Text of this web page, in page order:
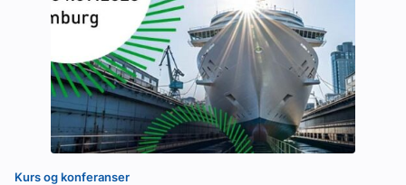
Kurs og konferanser